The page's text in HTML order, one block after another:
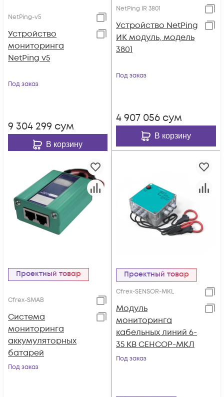
NetPing-v5
Устройство
мониторинга
NetPing v5
Под заказ
9 304 299 сум
В корзину
NetPing IR 3801
Устройство NetPing
ИК модуль, модель
3801
Под заказ
4 907 056 сум
В корзину
Проектный товар
Cfrex-SMAB
Система
мониторинга
аккумуляторных
батарей
Под заказ
Проектный товар
Cfrex-SENSOR-MKL
Модуль
мониторинга
кабельных линий 6-
35 КВ СЕНСОР-МКЛ
Под заказ